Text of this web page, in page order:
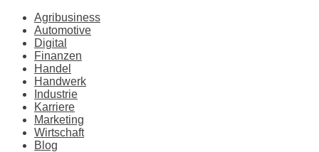
Agribusiness
Automotive
Digital
Finanzen
Handel
Handwerk
Industrie
Karriere
Marketing
Wirtschaft
Blog